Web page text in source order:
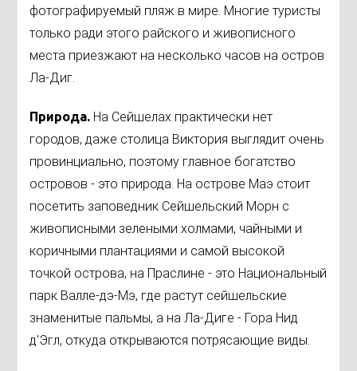
фотографируемый пляж в мире. Многие туристы
только ради этого райского и живописного
места приезжают на несколько часов на остров
Ла-Диг.
Природа. На Сейшелах практически нет
городов, даже столица Виктория выглядит очень
провинциально, поэтому главное богатство
островов - это природа. На острове Маэ стоит
посетить заповедник Сейшельский Морн с
живописными зелеными холмами, чайными и
коричными плантациями и самой высокой
точкой острова, на Праслине - это Национальный
парк Валле-дэ-Мэ, где растут сейшельские
знаменитые пальмы, а на Ла-Диге - Гора Нид
д'Эгл, откуда открываются потрясающие виды.